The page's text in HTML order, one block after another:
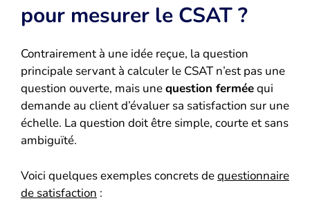
pour mesurer le CSAT ?
Contrairement à une idée reçue, la question
principale servant à calculer le CSAT n’est pas une
question ouverte, mais unequestion ferméequi
demande au client d’évaluer sa satisfaction sur une
échelle. La question doit être simple, courte et sans
ambiguïté.
Voici quelques exemples concrets dequestionnaire
de satisfaction :